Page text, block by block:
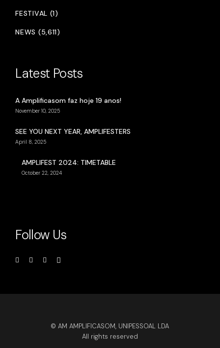
FESTIVAL (1)
NEWS (5,611)
Latest Posts
A Amplificasom faz hoje 19 anos!
November 10, 2025
SEE YOU NEXT YEAR, AMPLIFESTERS
April 8, 2025
AMPLIFEST 2024: TIMETABLE
October 22, 2024
Follow Us
© AM AMPLIFICASOM, UNIPESSOAL LDA
All rights reserved